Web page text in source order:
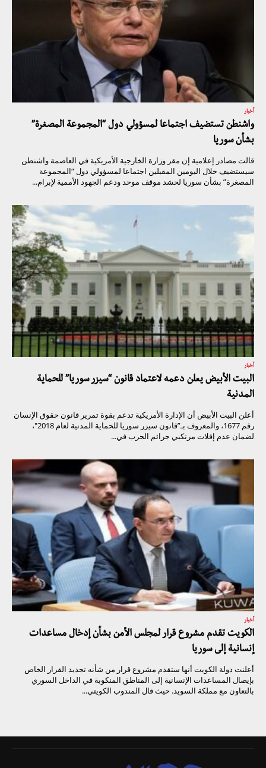
أخبار
واشنطن تستضيف اجتماعا لمسؤولي دول “المجموعة المصغرة”
بشأن سوريا
قالت مصادر إعلامية إن مقر وزارة الخارجية الأمريكية في العاصمة واشنطن
سيستضيف خلال اليومين المقبلين اجتماعا لمسؤولي دول “المجموعة
المصغرة” بشأن سوريا لحشد موقف موحد ودعم الجهود الأممية لإبرام...
أخبار
البيت الأبيض يعلن دعمه لاعتماد قانون “سيزر سوريا” للحماية
المدنية
أعلن البيت الأبيض أن الإدارة الأمريكية تدعم بقوة تمرير قانون حقوق الإنسان
رقم 1677، والمعروف بـ”قانون سيزر سوريا للحماية المدنية لعام 2018″،
لضمان عدم إفلات مرتكبي جرائم الحرب في...
أخبار
الكويت تقدم مشروع قرار لمجلس الأمن بشأن إدخال مساعدات
إنسانية إلى سوريا
أعلنت دولة الكويت أنها ستقدم مشروع قرار من شأنه تجديد القرار الخاص
بإيصال المساعدات الإنسانية إلى المناطق المنكوبة في الداخل السوري
بالتعاون مع مملكة السويد. حيث قال المندوب الكويتي...